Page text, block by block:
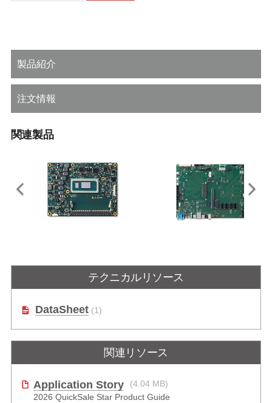
製品紹介
注文情報
関連製品
ッサ（旧コード名：Alder Lake-P）
搭載 COM Express Type 6 ベーシッ
Express® Type 6 R3.1リファレンス
キャリアボード
テクニカルリソース
DataSheet(1)
関連リソース
Application Story
(4.04 MB)
2026 QuickSale Star Product Guide